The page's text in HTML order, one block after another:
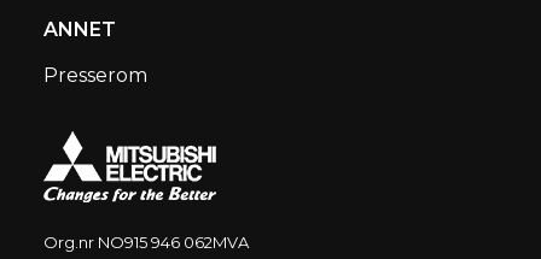
Org.nr NO915 946 062MVA
ANNET
Presserom